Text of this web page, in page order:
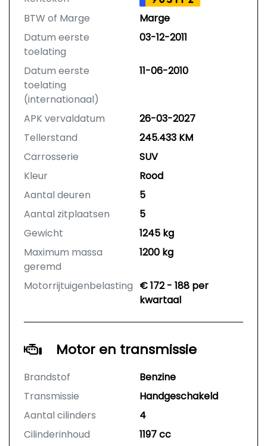
BTW of Marge
Marge
Datum eerste
toelating
03-12-2011
Datum eerste
toelating
(internationaal)
11-06-2010
APK vervaldatum
26-03-2027
Tellerstand
245.433 KM
Carrosserie
SUV
Kleur
Rood
Aantal deuren
5
Aantal zitplaatsen
5
Gewicht
1245 kg
Maximum massa
geremd
1200 kg
Motorrijtuigenbelasting € 172 - 188 per
kwartaal
Motor en transmissie
Brandstof
Benzine
Transmissie
Handgeschakeld
Aantal cilinders
4
Cilinderinhoud
1197 cc